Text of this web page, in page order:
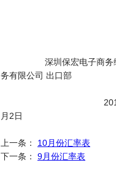
深圳保宏电子商务
务有限公司 出口部
2015
月2日
上一条： 10月份汇率表
下一条： 9月份汇率表